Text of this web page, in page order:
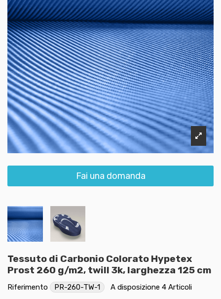
Fai una domanda
Tessuto di Carbonio Colorato Hypetex
Prost 260 g/m2, twill 3k, larghezza 125 cm
Riferimento PR-260-TW-1 A disposizione 4 Articoli